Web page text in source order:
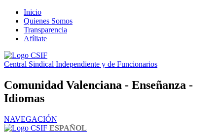
Inicio
Quienes Somos
Transparencia
Afíliate
Central Sindical Independiente y de Funcionarios
Comunidad Valenciana - Enseñanza -
Idiomas
NAVEGACIÓN
ESPAÑOL